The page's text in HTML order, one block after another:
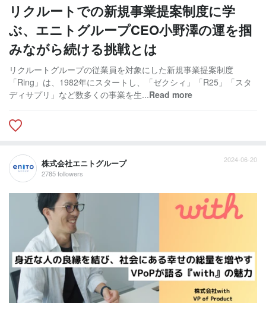
リクルートでの新規事業提案制度に学
ぶ、エニトグループCEO小野澤の運を掴
みながら続ける挑戦とは
リクルートグループの従業員を対象にした新規事業提案制度
「Ring」は、1982年にスタートし、「ゼクシィ」「R25」「スタ
ディサプリ」など数多くの事業を生...Read more
株式会社エニトグループ
2785 followers
2024-06-20